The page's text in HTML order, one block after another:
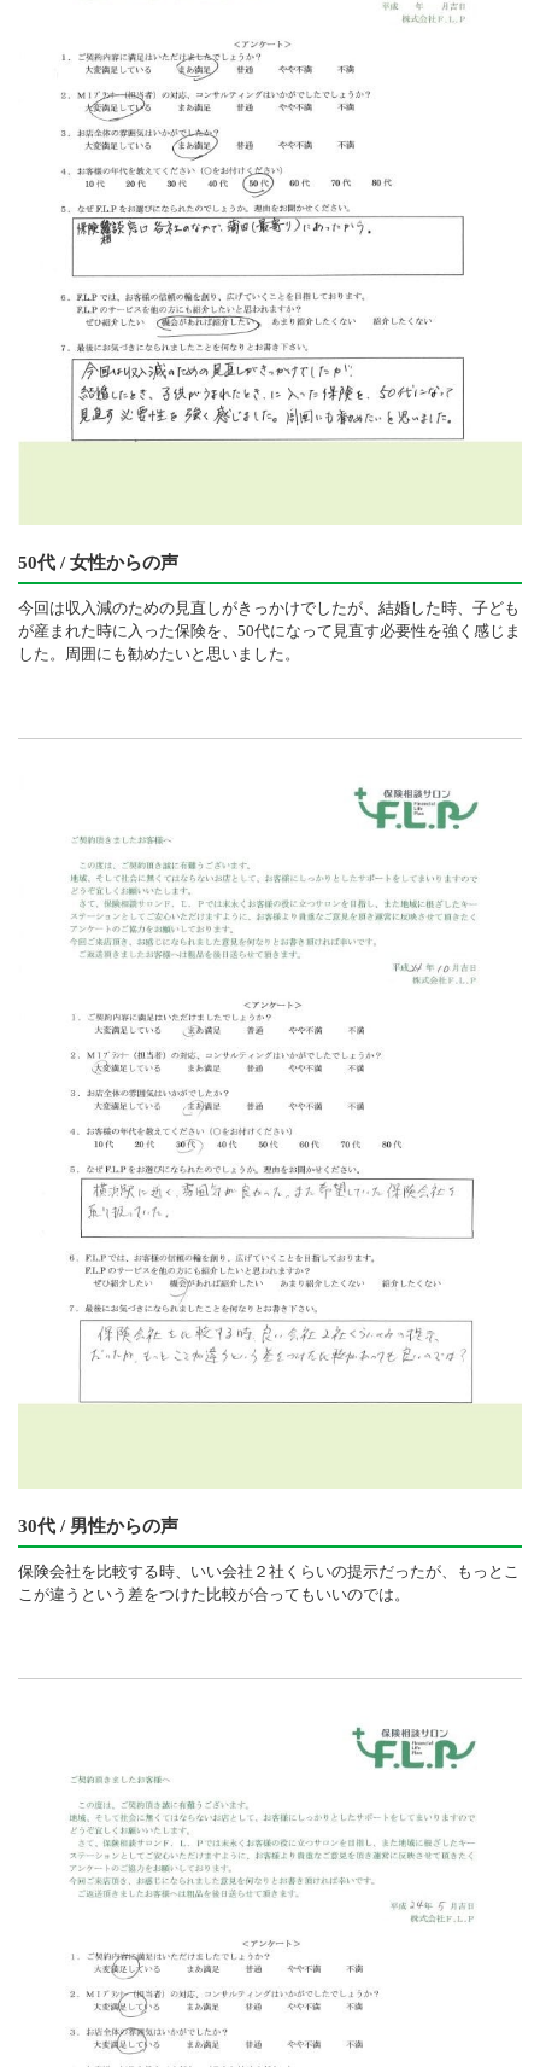
50代 / 女性からの声
今回は収入減のための見直しがきっかけでしたが、結婚した時、子ども
が産まれた時に入った保険を、50代になって見直す必要性を強く感じま
した。周囲にも勧めたいと思いました。
30代 / 男性からの声
保険会社を比較する時、いい会社２社くらいの提示だったが、もっとこ
こが違うという差をつけた比較が合ってもいいのでは。